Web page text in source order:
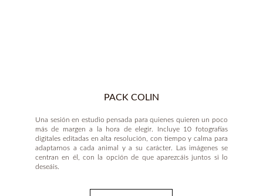
PACK COLIN
Una sesión en estudio pensada para quienes quieren un poco
más de margen a la hora de elegir. Incluye 10 fotografías
digitales editadas en alta resolución, con tiempo y calma para
adaptarnos a cada animal y a su carácter. Las imágenes se
centran en él, con la opción de que aparezcáis juntos si lo
deseáis.